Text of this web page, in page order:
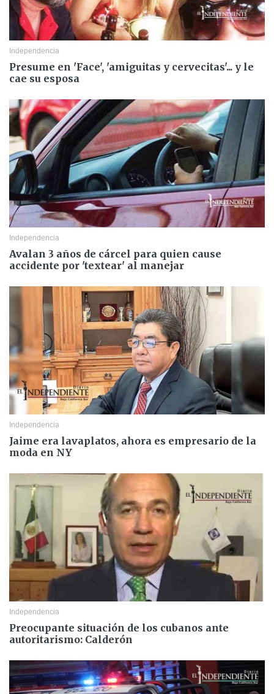
Independencia
Presume en 'Face', 'amiguitas y cervecitas'... y le
cae su esposa
Independencia
Avalan 3 años de cárcel para quien cause
accidente por 'textear' al manejar
Independencia
Jaime era lavaplatos, ahora es empresario de la
moda en NY
Independencia
Preocupante situación de los cubanos ante
autoritarismo: Calderón